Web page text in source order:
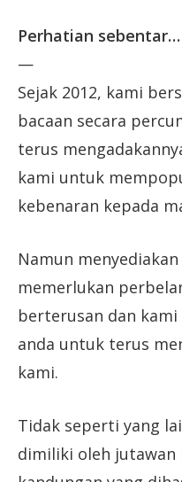
Perhatian sebentar…
—
Sejak 2012, kami
bacaan secara
terus
kami untuk
kebenaran kepada
Namun
memerlukan
berterusan dan
anda untuk terus
kami.
Tidak seperti yang
dimiliki oleh